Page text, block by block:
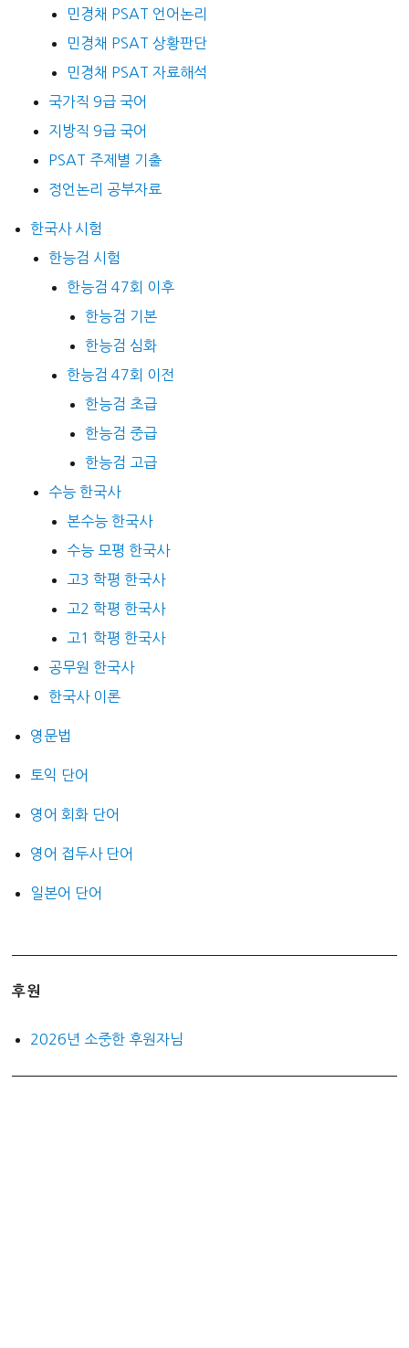
민경채 PSAT 언어논리
민경채 PSAT 상황판단
민경채 PSAT 자료해석
국가직 9급 국어
지방직 9급 국어
PSAT 주제별 기출
정언논리 공부자료
한국사 시험
한능검 시험
한능검 47회 이후
한능검 기본
한능검 심화
한능검 47회 이전
한능검 초급
한능검 중급
한능검 고급
수능 한국사
본수능 한국사
수능 모평 한국사
고3 학평 한국사
고2 학평 한국사
고1 학평 한국사
공무원 한국사
한국사 이론
영문법
토익 단어
영어 회화 단어
영어 접두사 단어
일본어 단어
후원
2026년 소중한 후원자님